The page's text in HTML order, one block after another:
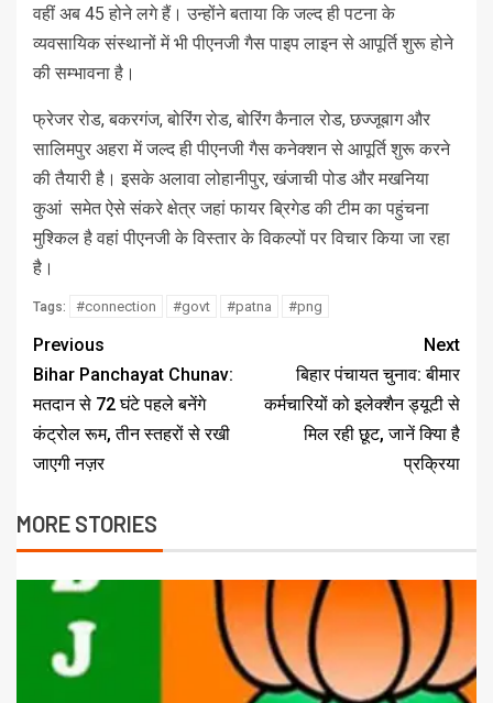
वहीं अब 45 होने लगे हैं। उन्‍होंने बताया कि जल्‍द ही पटना के
व्‍यवसायिक संस्‍थानों में भी पीएनजी गैस पाइप लाइन से आपूर्ति शुरू होने
की सम्‍भावना है।
फ्रेजर रोड, बकरगंज, बोरिंग रोड, बोरिंग कैनाल रोड, छज्जूबाग और
सालिमपुर अहरा में जल्‍द ही पीएनजी गैस कनेक्शन से आपूर्ति शुरू करने
की तैयारी है। इसके अलावा लोहानीपुर, खंजाची पोड और मखनिया
कुआं समेत ऐसे संकरे क्षेत्र जहां फायर ब्रिगेड की टीम का पहुंचना
मुश्किल है वहां पीएनजी के विस्‍तार के विकल्‍पों पर विचार किया जा रहा
है।
Tags: #connection #govt #patna #png
Previous
Bihar Panchayat Chunav:
मतदान से 72 घंटे पहले बनेंगे
कंट्रोल रूम, तीन स्तहरों से रखी
जाएगी नज़र
Next
बिहार पंचायत चुनाव: बीमार
कर्मचारियों को इलेक्शैन ड्यूटी से
मिल रही छूट, जानें क्याि है
प्रक्रिया
MORE STORIES